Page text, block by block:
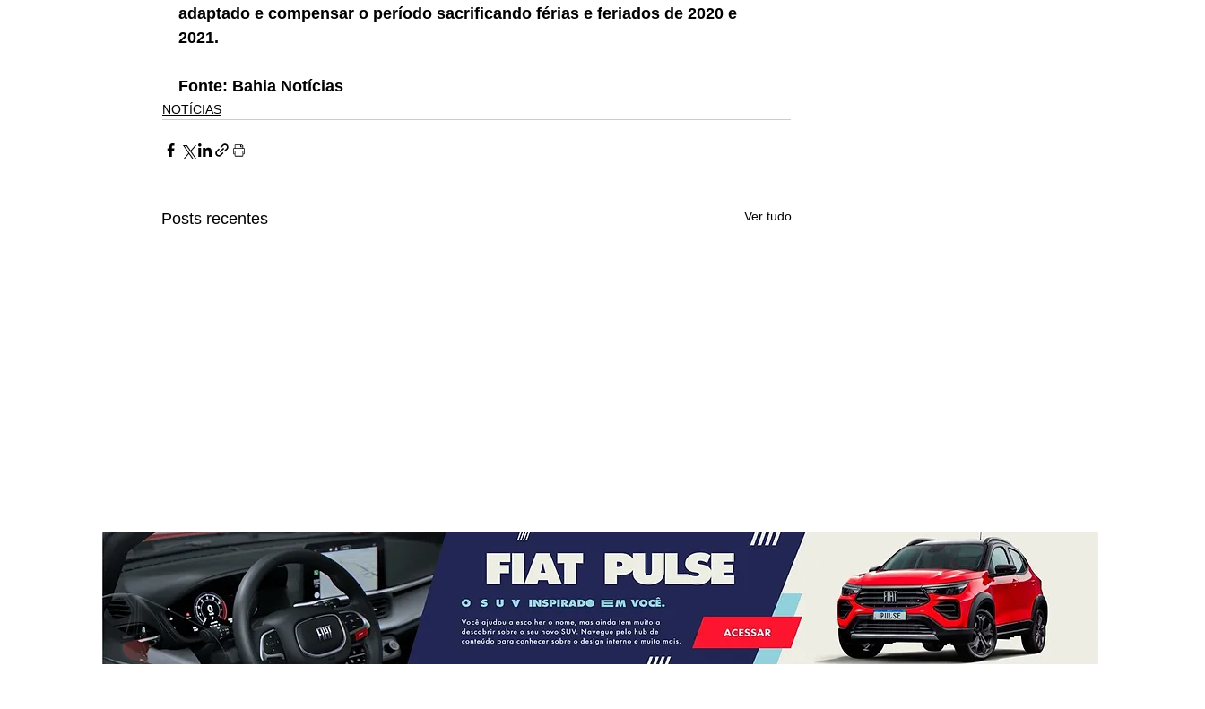
adaptado e compensar o período sacrificando férias e feriados de 2020 e
2021.
Fonte: Bahia Notícias
NOTÍCIAS
Posts recentes Ver tudo